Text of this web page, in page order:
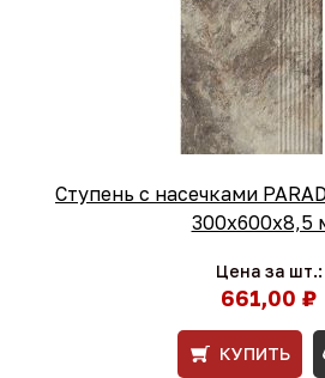
Ступень с насечками
300х600х8,5
Цена за шт.:
661,00 ₽
КУПИТЬ